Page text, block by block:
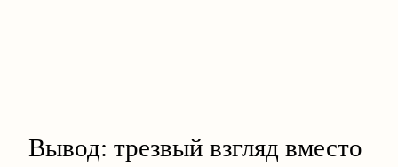
Вывод: трезвый взгляд вместо